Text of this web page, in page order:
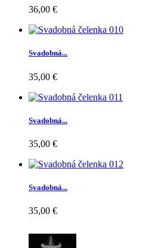
36,00 €
Svadobná...
35,00 €
Svadobná...
35,00 €
Svadobná...
35,00 €